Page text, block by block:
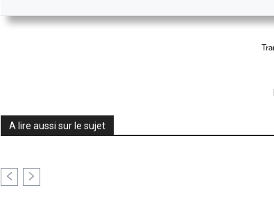
A lire aussi sur le sujet